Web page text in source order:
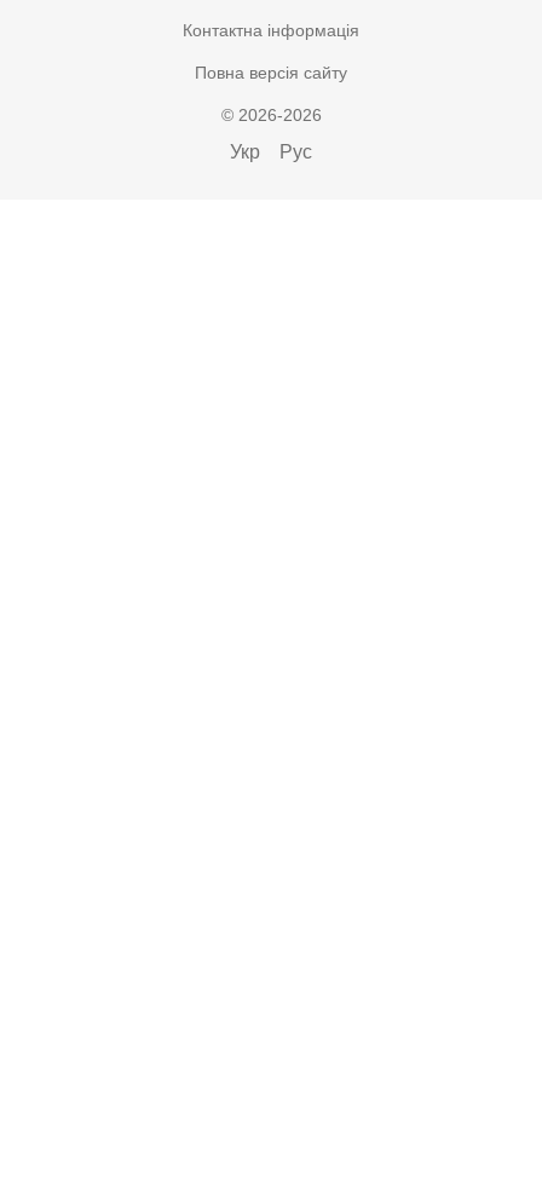
Контактна інформація
Повна версія сайту
© 2026-2026
Укр Рус